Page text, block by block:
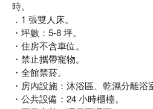
時。
．1 張雙人床。
・坪數：5-8 坪。
・住房不含車位。
・禁止攜帶寵物。
・全館禁菸。
・房內設施：沐浴區、乾濕分離浴
・公共設備：24 小時櫃檯。